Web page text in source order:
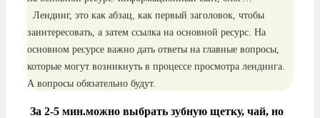
Лендинг, это как абзац, как первый заголовок, чтобы
заинтересовать, а затем ссылка на основной ресурс. На
основном ресурсе важно дать ответы на главные вопросы,
которые могут возникнуть в процессе просмотра лендинга.
А вопросы обязательно будут.
За 2-5 мин.можно выбрать зубную щетку, чай, но